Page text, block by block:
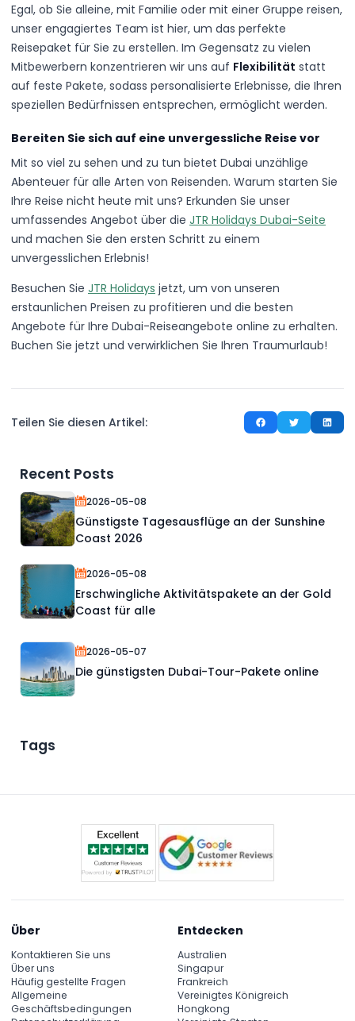
Egal, ob Sie alleine, mit Familie oder mit einer Gruppe reisen,
unser engagiertes Team ist hier, um das perfekte
Reisepaket für Sie zu erstellen. Im Gegensatz zu vielen
Mitbewerbern konzentrieren wir uns auf Flexibilität statt
auf feste Pakete, sodass personalisierte Erlebnisse, die Ihren
speziellen Bedürfnissen entsprechen, ermöglicht werden.
Bereiten Sie sich auf eine unvergessliche Reise vor
Mit so viel zu sehen und zu tun bietet Dubai unzählige
Abenteuer für alle Arten von Reisenden. Warum starten Sie
Ihre Reise nicht heute mit uns? Erkunden Sie unser
umfassendes Angebot über die JTR Holidays Dubai-Seite
und machen Sie den ersten Schritt zu einem
unvergesslichen Erlebnis!
Besuchen Sie JTR Holidays jetzt, um von unseren
erstaunlichen Preisen zu profitieren und die besten
Angebote für Ihre Dubai-Reiseangebote online zu erhalten.
Buchen Sie jetzt und verwirklichen Sie Ihren Traumurlaub!
Teilen Sie diesen Artikel:
Recent Posts
2026-05-08
Günstigste Tagesausflüge an der Sunshine
Coast 2026
2026-05-08
Erschwingliche Aktivitätspakete an der Gold
Coast für alle
2026-05-07
Die günstigsten Dubai-Tour-Pakete online
Tags
Über
Kontaktieren Sie uns
Über uns
Häufig gestellte Fragen
Allgemeine
Geschäftsbedingungen
Entdecken
Australien
Singapur
Frankreich
Vereinigtes Königreich
Hongkong